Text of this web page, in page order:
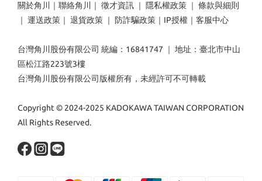
關於角川 ｜ 聯絡角川 ｜ 徵才資訊 ｜ 隱私權政策 ｜ 條款與細則
｜ 運送政策 ｜ 退貨政策 ｜ 防詐騙政策 ｜ IP授權 ｜ 客服中心
台灣角川股份有限公司 統編：16841747 ｜ 地址：臺北市中山
區松江路223號3樓
台灣角川股份有限公司版權所有，未經許可不可轉載
Copyright © 2024-2025 KADOKAWA TAIWAN CORPORATION
All Rights Reserved.